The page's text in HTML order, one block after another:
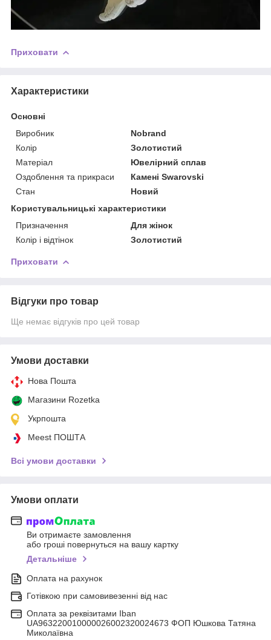
Приховати
Характеристики
Основні
Виробник
Nobrand
Колір
Золотистий
Матеріал
Ювелірний сплав
Оздоблення та прикраси
Камені Swarovski
Стан
Новий
Користувальницькі характеристики
Призначення
Для жінок
Колір і відтінок
Золотистий
Приховати
Відгуки про товар
Ще немає відгуків про цей товар
Умови доставки
Нова Пошта
Магазини Rozetka
Укрпошта
Meest ПОШТА
Всі умови доставки
Умови оплати
Ви отримаєте замовлення
або гроші повернуться на вашу картку
Детальніше
Оплата на рахунок
Готівкою при самовивезенні від нас
Оплата за реквізитами Iban
UA963220010000026002320024673 ФОП Юшкова Татяна
Миколаївна